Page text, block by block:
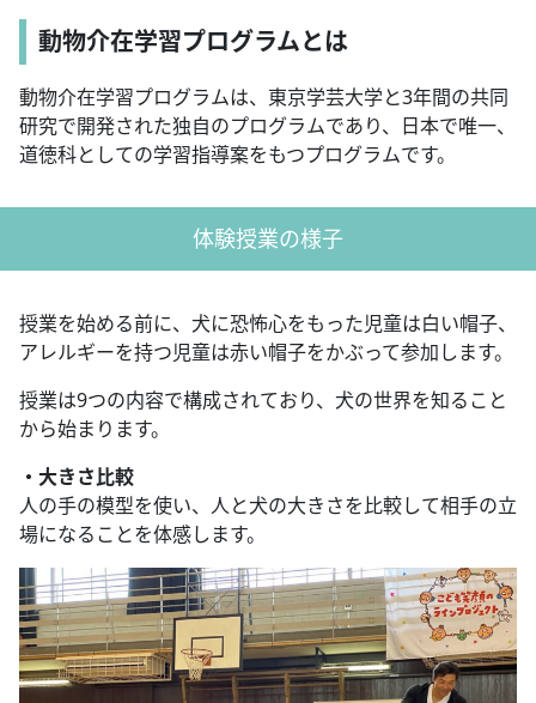
動物介在学習プログラムとは
動物介在学習プログラムは、東京学芸大学と3年間の共同
研究で開発された独自のプログラムであり、日本で唯一、
道徳科としての学習指導案をもつプログラムです。
体験授業の様子
授業を始める前に、犬に恐怖心をもった児童は白い帽子、
アレルギーを持つ児童は赤い帽子をかぶって参加します。
授業は9つの内容で構成されており、犬の世界を知ること
から始まります。
・大きさ比較
人の手の模型を使い、人と犬の大きさを比較して相手の立
場になることを体感します。